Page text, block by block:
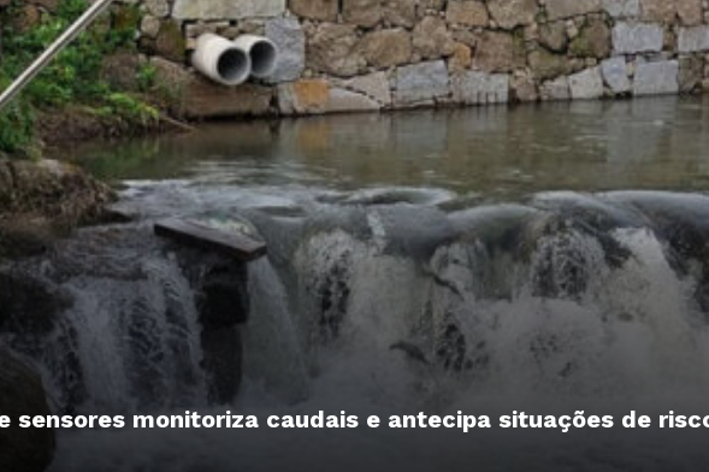
sensores monitoriza caudais e antecipa situações de